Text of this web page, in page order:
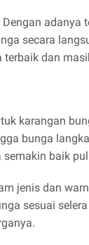
adanya
secara
dan
karangan
bunga
baik
jenis dan
sesuai